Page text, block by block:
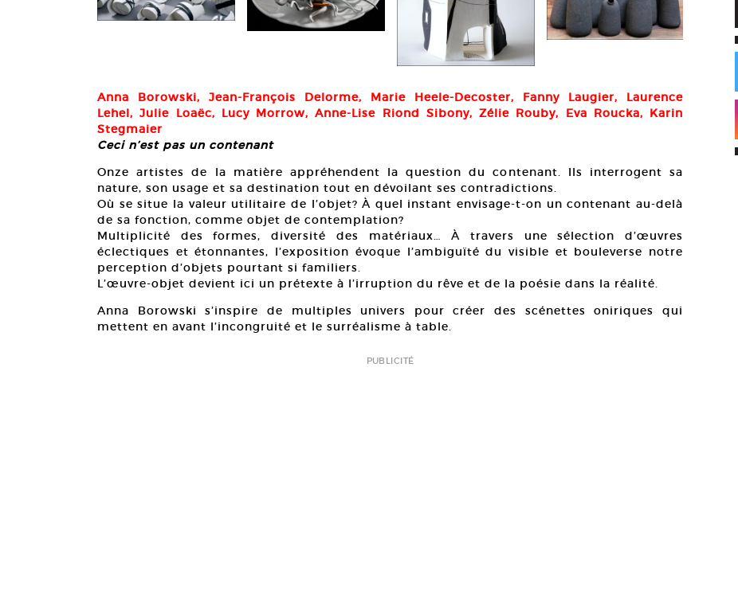
Anna Borowski, Jean-François Delorme, Marie Heele-Decoster, Fanny Laugier, Laurence
Lehel, Julie Loaëc, Lucy Morrow, Anne-Lise Riond Sibony, Zélie Rouby, Eva Roucka, Karin
Stegmaier
Ceci n’est pas un contenant
Onze artistes de la matière appréhendent la question du contenant. Ils interrogent sa
nature, son usage et sa destination tout en dévoilant ses contradictions.
Où se situe la valeur utilitaire de l’objet? À quel instant envisage-t-on un contenant au-delà
de sa fonction, comme objet de contemplation?
Multiplicité des formes, diversité des matériaux… À travers une sélection d’œuvres
éclectiques et étonnantes, l’exposition évoque l’ambiguïté du visible et bouleverse notre
perception d’objets pourtant si familiers.
L’œuvre-objet devient ici un prétexte à l’irruption du rêve et de la poésie dans la réalité.
Anna Borowski s’inspire de multiples univers pour créer des scénettes oniriques qui
mettent en avant l’incongruité et le surréalisme à table.
PUBLICITÉ